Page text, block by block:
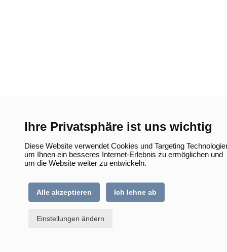
Ihre Privatsphäre ist uns wichtig
Diese Website verwendet Cookies und Targeting
um Ihnen ein besseres Internet-Erlebnis zu ermöglichen und
um die Website weiter zu entwickeln.
Alle akzeptieren Ich lehne ab
Einstellungen ändern